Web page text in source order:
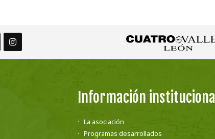
Información institucional
La asociación
Programas desarrollados